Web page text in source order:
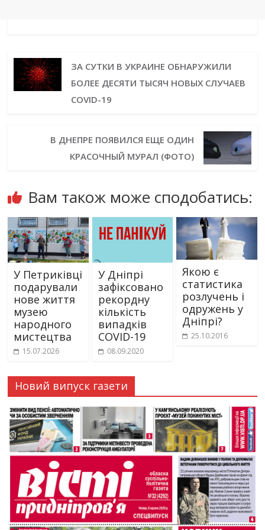
ЗА СУТКИ В УКРАИНЕ ОБНАРУЖИЛИ
БОЛЕЕ ДЕСЯТИ ТЫСЯЧ НОВЫХ СЛУЧАЕВ
COVID-19
В ДНЕПРЕ ПОЯВИЛСЯ ЕЩЕ ОДИН
КРАСОЧНЫЙ МУРАЛ (ФОТО)
Вам також може сподобатись:
У Петриківці
подарували
нове життя
музею
народного
мистецтва
15.07.2026
У Дніпрі
зафіксовано
рекордну
кількість
випадків
COVID-19
08.09.2020
Якою є
статистика
розлучень і
одружень у
Дніпрі?
25.10.2016
Новий випуск газети